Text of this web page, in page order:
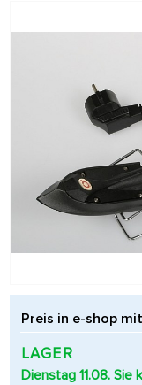
Preis in e-shop
LAGER
Dienstag 11.08. Sie